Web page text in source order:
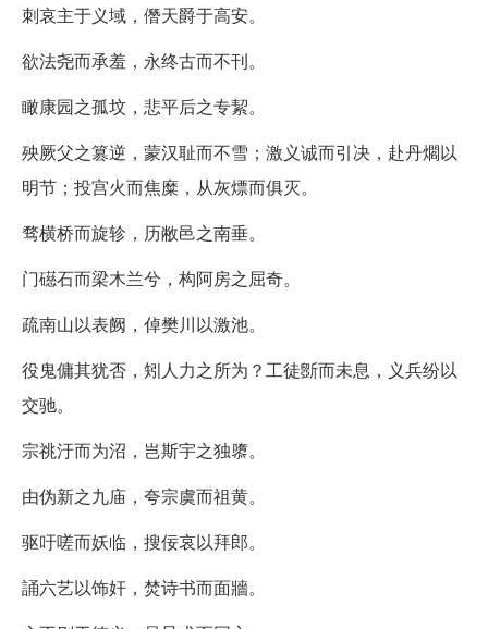
刺哀主于义域，僭天爵于高安。
欲法尧而承羞，永终古而不刊。
瞰康园之孤坟，悲平后之专絜。
殃厥父之篡逆，蒙汉耻而不雪；激义诚而引决，赴丹爓以
明节；投宫火而焦糜，从灰熛而俱灭。
骛横桥而旋轸，历敝邑之南垂。
门礠石而梁木兰兮，构阿房之屈奇。
疏南山以表阙，倬樊川以激池。
役鬼傭其犹否，矧人力之所为？工徒斵而未息，义兵纷以
交驰。
宗祧汙而为沼，岂斯宇之独隳。
由伪新之九庙，夸宗虞而祖黄。
驱吁嗟而妖临，搜佞哀以拜郎。
誦六艺以饰奸，焚诗书而面牆。